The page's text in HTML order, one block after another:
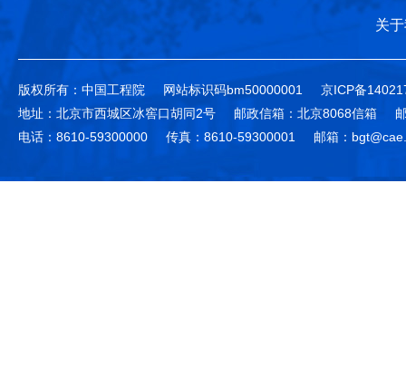
关
版权所有：中国工程院 网站标识码bm50000001
京ICP备
地址：北京市西城区冰窖口胡同2号
邮政信箱：北京8068信箱
电话：8610-59300000
传真：8610-59300001 邮箱：